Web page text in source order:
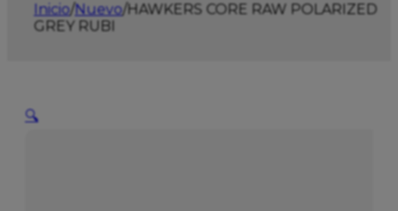
Inicio/Nuevo/HAWKERS CORE RAW POLARIZED
GREY RUBI
🔍